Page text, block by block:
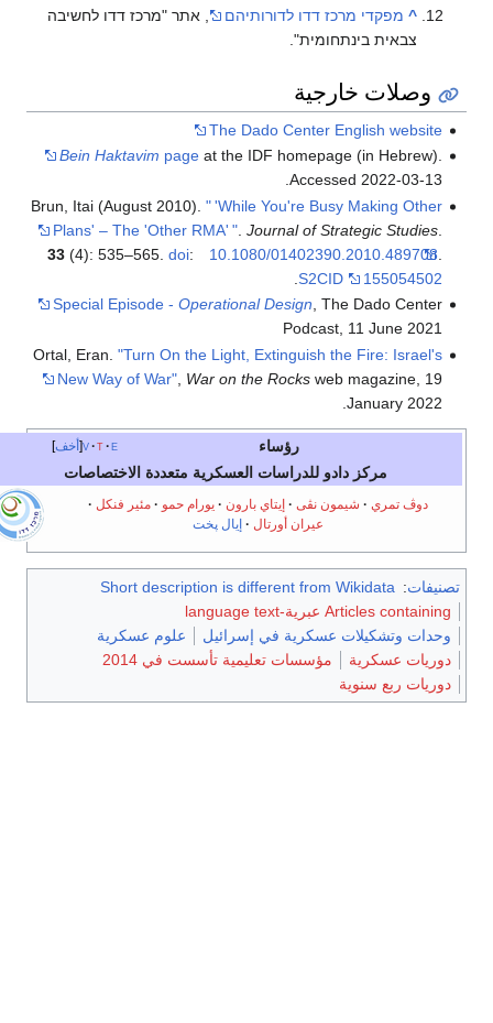
^
מפקדי מרכז דדו לדורותיהם
, אתר "מרכז דדו לחשיבה
צבאית בינתחומית".
وصلات خارجية
The Dado Center English website
Bein Haktavimpageat the IDF homepage (in Hebrew).
Accessed 2022-03-13.
Brun, Itai (August 2010)."'While You're Busy Making Other
Plans' – The 'Other RMA' ".Journal of Strategic Studies
33(4): 535–565.doi 10.1080/01402390.2010.489708
S2CID
155054502
.
Special Episode -Operational Design, The Dado Center
Podcast, 11 June 2021
Ortal, Eran."Turn On the Light, Extinguish the Fire: Israel's
New Way of War",War on the Rocksweb magazine, 19
January 2022.
أخف v t
رؤساء
مركز دادو للدراسات العسكرية متعددة الاختصاصات
دوڤ تمري شيمون نڤى إيتاي بارون يورام حمو
مئير فنكل
عيران أورتال
إيال پخت
تصنيفات:
Short description is different from Wikidata
Articles containing عبرية-language text
وحدات وتشكيلات عسكرية في إسرائيل
علوم عسكرية
دوريات عسكرية
مؤسسات تعليمية تأسست في 2014
دوريات ربع سنوية